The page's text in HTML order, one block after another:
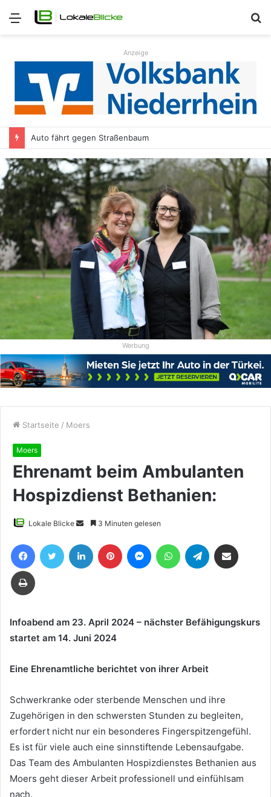
Menü
Anzeige
Auto fährt gegen Straßenbaum
Werbung
Startseite / Moers
Moers
Ehrenamt beim Ambulanten
Hospizdienst Bethanien:
Lokale Blicke
Sende
eine
E-
3 Minuten gelesen
FacebookTwitter LinkedIn Pinterest MessengerWhatsAppTelegram
Drucken
Infoabend am 23. April 2024 – nächster Befähigungskurs
startet am 14. Juni 2024
Eine Ehrenamtliche berichtet von ihrer Arbeit
Schwerkranke oder sterbende Menschen und ihre
Zugehörigen in den schwersten Stunden zu begleiten,
erfordert nicht nur ein besonderes Fingerspitzengefühl.
Es ist für viele auch eine sinnstiftende Lebensaufgabe.
Das Team des Ambulanten Hospizdienstes Bethanien aus
Moers geht dieser Arbeit professionell und einfühlsam
nach.